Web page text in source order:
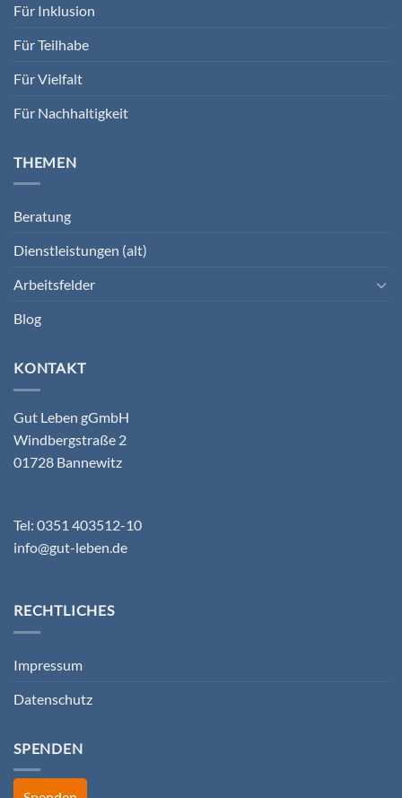
Für Inklusion
Für Teilhabe
Für Vielfalt
Für Nachhaltigkeit
THEMEN
Beratung
Dienstleistungen (alt)
Arbeitsfelder
Blog
KONTAKT
Gut Leben gGmbH
Windbergstraße 2
01728 Bannewitz
Tel: 0351 403512-10
info@gut-leben.de
RECHTLICHES
Impressum
Datenschutz
SPENDEN